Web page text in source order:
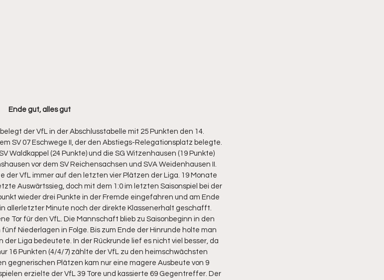
Ende gut, alles gut
der VfL in der Abschlusstabelle mit 25 Punkten den 14.
SV 07 Eschwege II, der den Abstiegs-Relegationsplatz belegte.
Waldkappel (24 Punkte) und die SG Witzenhausen (19 Punkte)
vor dem SV Reichensachsen und SVA Weidenhausen II.
der VfL immer auf den letzten vier Plätzen der Liga. 19 Monate
Auswärtssieg, doch mit dem 1:0 im letzten Saisonspiel bei der
wieder drei Punkte in der Fremde eingefahren und am Ende
allerletzter Minute noch der direkte Klassenerhalt geschafft.
Tor für den VfL. Die Mannschaft blieb zu Saisonbeginn in den
Niederlagen in Folge. Bis zum Ende der Hinrunde holte man
Liga bedeutete. In der Rückrunde lief es nicht viel besser, da
16 Punkten (4/4/7) zählte der VfL zu den heimschwächsten
gegnerischen Plätzen kam nur eine magere Ausbeute von 9
erzielte der VfL 39 Tore und kassierte 69 Gegentreffer. Der